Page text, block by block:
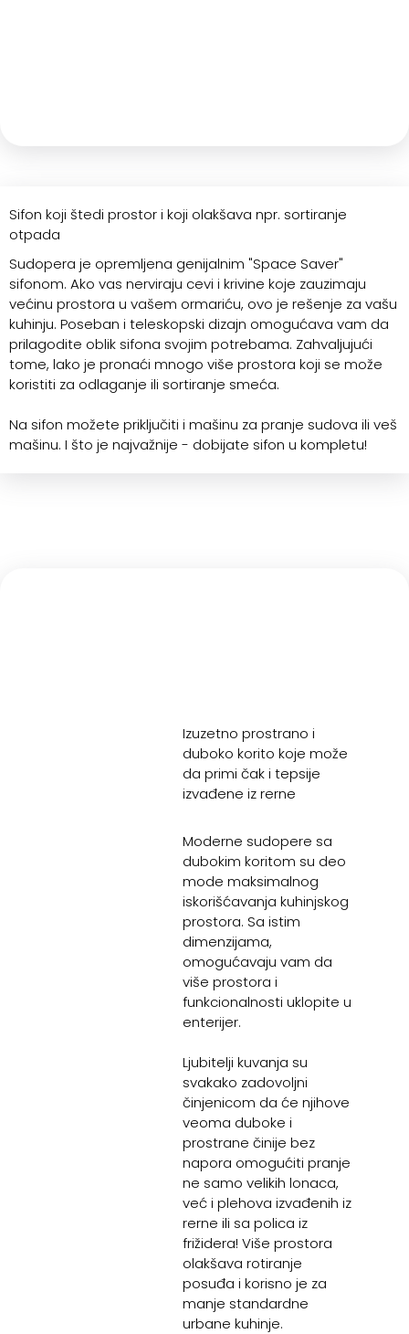
Sifon koji štedi prostor i koji olakšava npr. sortiranje
otpada
Sudopera je opremljena genijalnim "Space Saver"
sifonom. Ako vas nerviraju cevi i krivine koje zauzimaju
većinu prostora u vašem ormariću, ovo je rešenje za vašu
kuhinju. Poseban i teleskopski dizajn omogućava vam da
prilagodite oblik sifona svojim potrebama. Zahvaljujući
tome, lako je pronaći mnogo više prostora koji se može
koristiti za odlaganje ili sortiranje smeća.
Na sifon možete priključiti i mašinu za pranje sudova ili veš
mašinu. I što je najvažnije - dobijate sifon u kompletu!
Izuzetno prostrano i
duboko korito koje može
da primi čak i tepsije
izvađene iz rerne
Moderne sudopere sa
dubokim koritom su deo
mode maksimalnog
iskorišćavanja kuhinjskog
prostora. Sa istim
dimenzijama,
omogućavaju vam da
više prostora i
funkcionalnosti uklopite u
enterijer.
Ljubitelji kuvanja su
svakako zadovoljni
činjenicom da će njihove
veoma duboke i
prostrane činije bez
napora omogućiti pranje
ne samo velikih lonaca,
već i plehova izvađenih iz
rerne ili sa polica iz
frižidera! Više prostora
olakšava rotiranje
posuđa i korisno je za
manje standardne
urbane kuhinje.